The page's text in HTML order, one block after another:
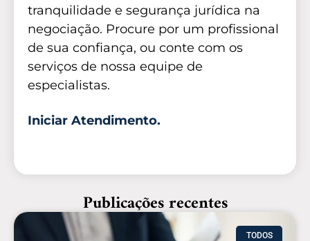
Publicações recentes
TODOS
tranquilidade e segurança jurídica na
negociação. Procure por um profissional
de sua confiança, ou conte com os
serviços de nossa equipe de
especialistas.
Iniciar Atendimento.